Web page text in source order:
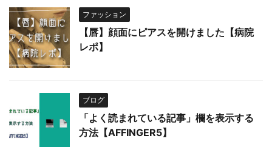
ファッション
【唇】顔面にピアスを開けました【病院
レポ】
ブログ
「よく読まれている記事」欄を表示する
方法【AFFINGER5】